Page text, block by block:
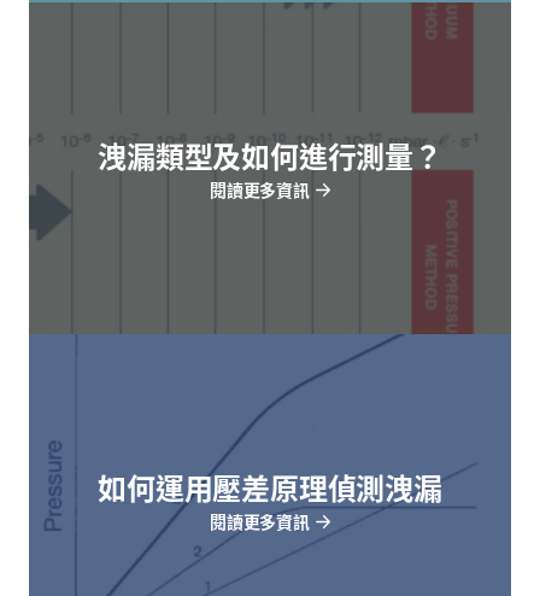
洩漏類型及如何進行測量？
閱讀更多資訊
如何運用壓差原理偵測洩漏
閱讀更多資訊